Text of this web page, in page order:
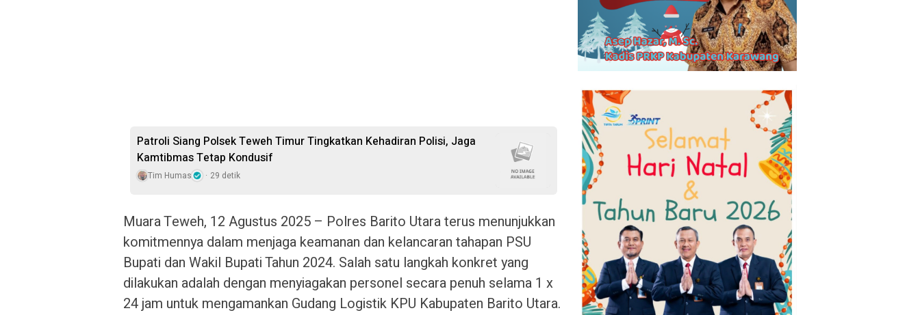
Patroli Siang Polsek Teweh Timur Tingkatkan Kehadiran Polisi, Jaga
Kamtibmas Tetap Kondusif
Tim Humas 29 detik
Muara Teweh, 12 Agustus 2025 – Polres Barito Utara terus menunjukkan
komitmennya dalam menjaga keamanan dan kelancaran tahapan PSU
Bupati dan Wakil Bupati Tahun 2024. Salah satu langkah konkret yang
dilakukan adalah dengan menyiagakan personel secara penuh selama 1 x
24 jam untuk mengamankan Gudang Logistik KPU Kabupaten Barito Utara.